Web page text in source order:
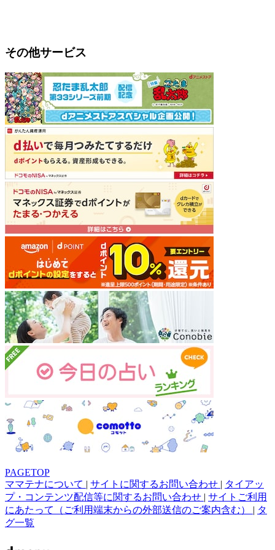
その他サービス
PAGETOP
ママテナについて | サイトに関するお問い合わせ | タイアッ
プ・コンテンツ配信等に関するお問い合わせ | サイトご利用
にあたって（ご利用端末からの外部送信のご案内含む） | タ
グ一覧